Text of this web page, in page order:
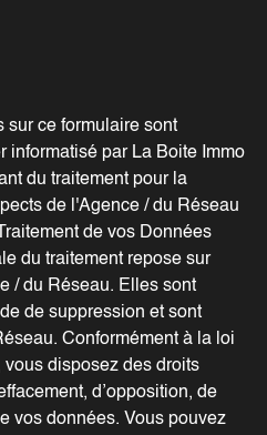
sur ce formulaire sont
informatisé par La Boite Immo
du traitement pour la
de l'Agence / du Réseau
de vos Données
du traitement repose sur
/ du Réseau. Elles sont
de suppression et sont
Conformément à la loi
disposez des droits
d’opposition, de
vos données. Vous pouvez